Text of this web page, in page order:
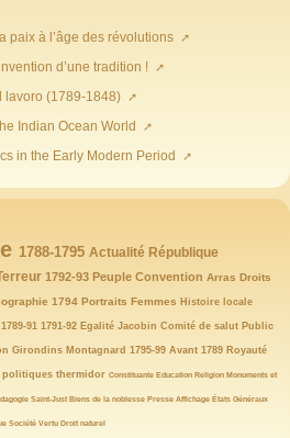
paix à l’âge des révolutions
d’une tradition !
lavoro (1789-1848)
Indian Ocean World
in the Early Modern Period
1788-1795Actualité République
1792-93 PeupleConventionArras Droits
1794 Portraits Femmes Histoire locale
1789-911791-92 EgalitéJacobinComité de salut Public
Girondins Montagnard 1795-99 Avant 1789 Royauté
politiquesthermidorConstituanteEducationReligionMonuments et
Saint-Just Biens de la noblesse Presse Affichage États Généraux
SociétéVertuDroit naturel